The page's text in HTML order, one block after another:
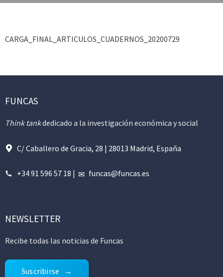
CARGA_FINAL_ARTICULOS_CUADERNOS_20200729
FUNCAS
Think tankdedicado a la investigación económica y social
C/ Caballero de Gracia, 28 | 28013 Madrid, España
+34 91 596 57 18 | funcas@funcas.es
NEWSLETTER
Recibe todas las noticias de Funcas
Suscribirse